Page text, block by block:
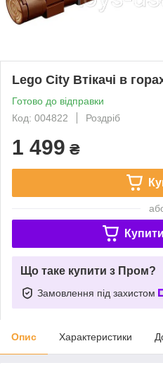
Lego City Втікачі в
Готово до відправки
Код: 004822
Роздріб
1 499 ₴
Що таке купити з Пром?
Замовлення під захистом
Опис Характеристики